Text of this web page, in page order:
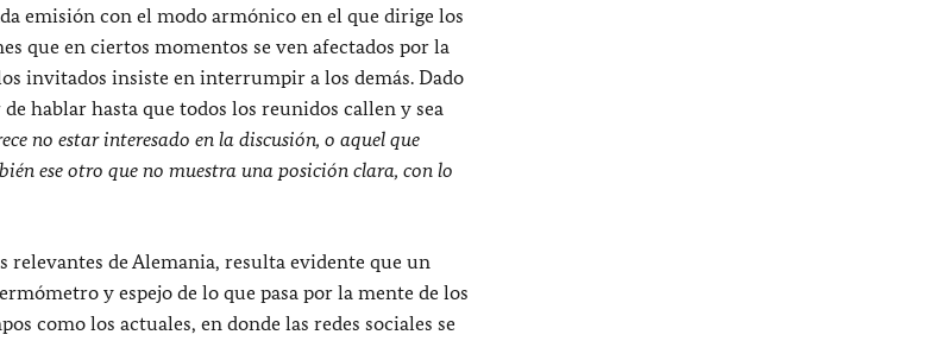
emisión con el modo armónico en el que dirige los
que en ciertos momentos se ven afectados por la
invitados insiste en interrumpir a los demás. Dado
hablar hasta que todos los reunidos callen y sea
no estar interesado en la discusión, o aquel que
ese otro que no muestra una posición clara, con lo
relevantes de Alemania, resulta evidente que un
y espejo de lo que pasa por la mente de los
como los actuales, en donde las redes sociales se